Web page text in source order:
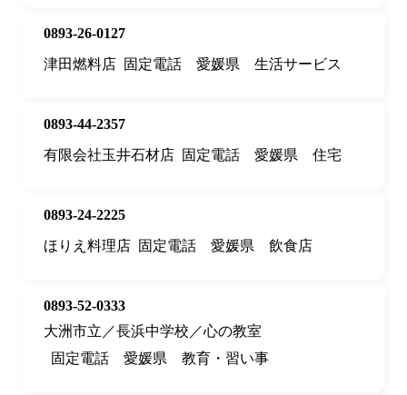
0893-26-0127
津田燃料店 固定電話 愛媛県 生活サービス
0893-44-2357
有限会社玉井石材店 固定電話 愛媛県 住宅
0893-24-2225
ほりえ料理店 固定電話 愛媛県 飲食店
0893-52-0333
大洲市立／長浜中学校／心の教室
固定電話
愛媛県 教育・習い事